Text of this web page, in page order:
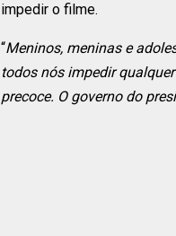
impedir o filme.
“Meninos, meninas e
todos nós impedir
precoce. O governo do